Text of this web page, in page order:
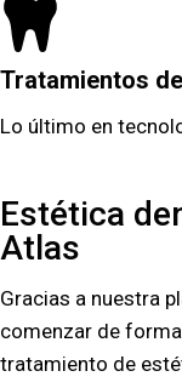
Tratamientos
Lo último en
Estética
Atlas
Gracias a nuestra
comenzar de
tratamiento de